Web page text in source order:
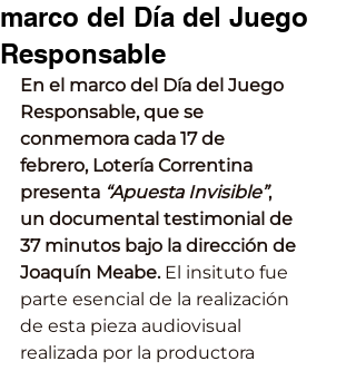
marco del Día del Juego
Responsable
En el marco del Día del Juego
Responsable, que se
conmemora cada 17 de
febrero, Lotería Correntina
presenta “Apuesta Invisible”,
un documental testimonial de
37 minutos bajo la dirección de
Joaquín Meabe. El insituto fue
parte esencial de la realización
de esta pieza audiovisual
realizada por la productora